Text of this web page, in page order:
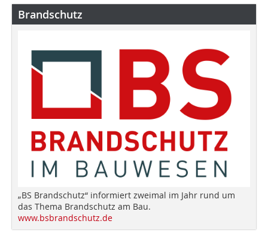
Brandschutz
„BS Brandschutz“ informiert zweimal im Jahr rund um
das Thema Brandschutz am Bau.
www.bsbrandschutz.de